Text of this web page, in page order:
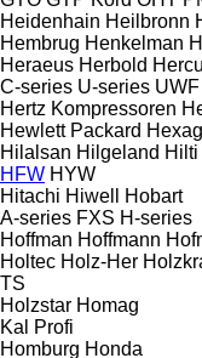
Heidenhain Heilbronn
Hembrug Henkelman
Heraeus Herbold
C-series U-series UWF
Hertz Kompressoren
Hewlett Packard
Hilalsan Hilgeland Hilti
HFW HYW
Hitachi Hiwell
Hobart
A-series FXS H-series
Hoffman Hoffmann
Holtec Holz-Her
TS
Holzstar Homag
Kal
Profi
Homburg Honda